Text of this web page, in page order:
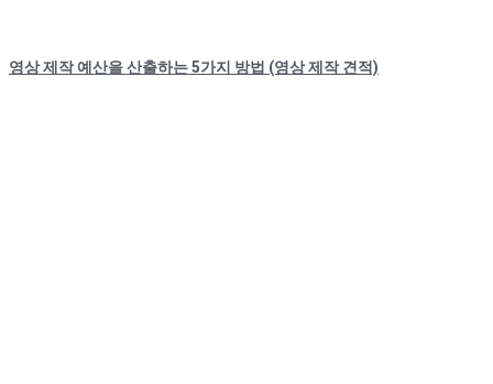
영상 제작 예산을 산출하는 5가지 방법 (영상 제작 견적)